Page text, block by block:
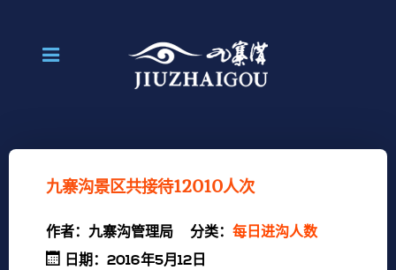
九寨沟景区共接待12010人次
作者： 九寨沟管理局 分类： 每日进沟人数
日期：2016年5月12日